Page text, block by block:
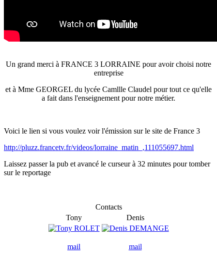
Un grand merci à FRANCE 3 LORRAINE pour avoir choisi notre
entreprise
et à Mme GEORGEL du lycée Camllle Claudel pour tout ce qu'elle
a fait dans l'enseignement pour notre métier.
Voici le lien si vous voulez voir l'émission sur le site de France 3
http://pluzz.francetv.fr/videos/lorraine_matin_,111055697.html
Laissez passer la pub et avancé le curseur à 32 minutes pour tomber
sur le reportage
Contacts
Tony
Denis
mail mail